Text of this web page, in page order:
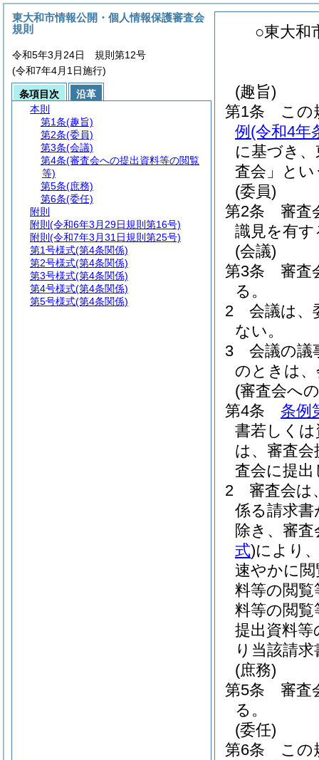
○東大和
(趣旨)
第1条
この
例 (令和4年
に基づき
査会」とい
(委員)
第2条
審査
識見を有
(会議)
第3条
審査
る。
2
会議は、
ない。
3
会議の議
のときは
(審査会へ
第4条
条例
書若しく
は、審査
査会に提
2
審査会は
係る請求
除き、審
式)により
速やかに
料等の閲
料等の閲
提出資料
り当該請
(庶務)
第5条
審査
る。
(委任)
第6条
この
東大和市情報公開・個人情報保護審査会
規則
令和5年3月24日 規則第12号
(令和7年4月1日施行)
条項目次
沿革
本則
第1条(趣旨)
第2条(委員)
第3条(会議)
第4条(審査会への提出資料等の閲覧
等)
第5条(庶務)
第6条(委任)
附則
附則 (令和6年3月29日規則第16号)
附則 (令和7年3月31日規則第25号)
第1号様式(第4条関係)
第2号様式(第4条関係)
第3号様式(第4条関係)
第4号様式(第4条関係)
第5号様式(第4条関係)